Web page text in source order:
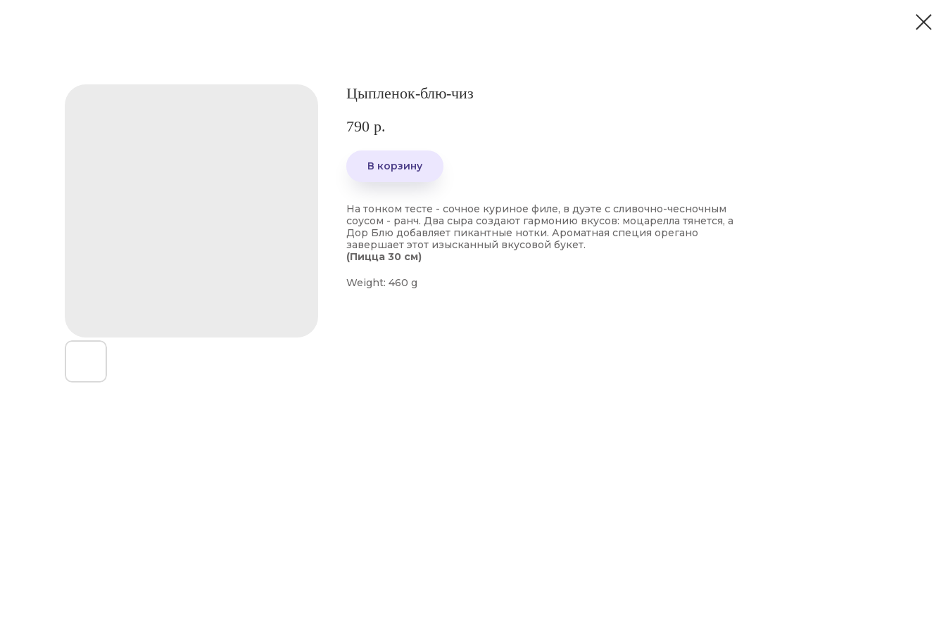
Цыпленок-блю-чиз
790 р.
В корзину
На тонком тесте - сочное куриное филе, в дуэте с сливочно-чесночным
соусом - ранч. Два сыра создают гармонию вкусов: моцарелла тянется, а
Дор Блю добавляет пикантные нотки. Ароматная специя орегано
завершает этот изысканный вкусовой букет.
(Пицца 30 см)
Weight: 460 g